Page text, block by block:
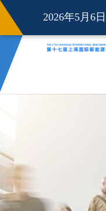
2026年5月6